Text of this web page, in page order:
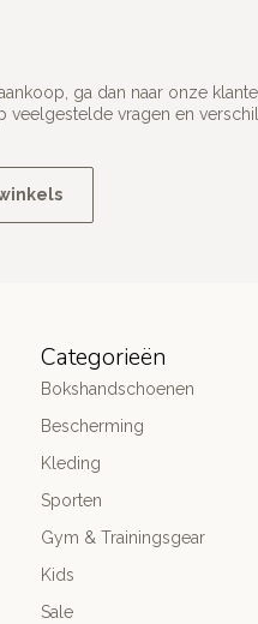
ga dan naar onze
vragen en
Categorieën
Bokshandschoenen
Bescherming
Kleding
Sporten
Gym & Trainingsgear
Kids
Sale